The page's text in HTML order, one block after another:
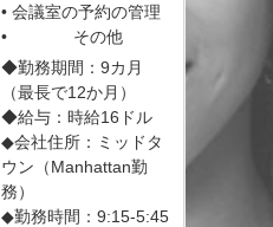
• 会議室の予約の管理
• その他
◆勤務期間：9カ月
（最長で12か月）
◆給与：時給16ドル
◆会社住所：ミッドタ
ウン（Manhattan勤
務）
◆勤務時間：9:15-5:45